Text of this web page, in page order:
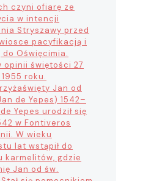
czyni ofiarę ze
w intencji
Stryszawy przed
pacyfikacją i
do Oświęcimia.
opinii świętości 27
roku.
święty Jan od
de Yepes) 1542–
Yepes urodził się
w Fontiveros
W wieku
lat wstąpił do
karmelitów, gdzie
Jan od św.